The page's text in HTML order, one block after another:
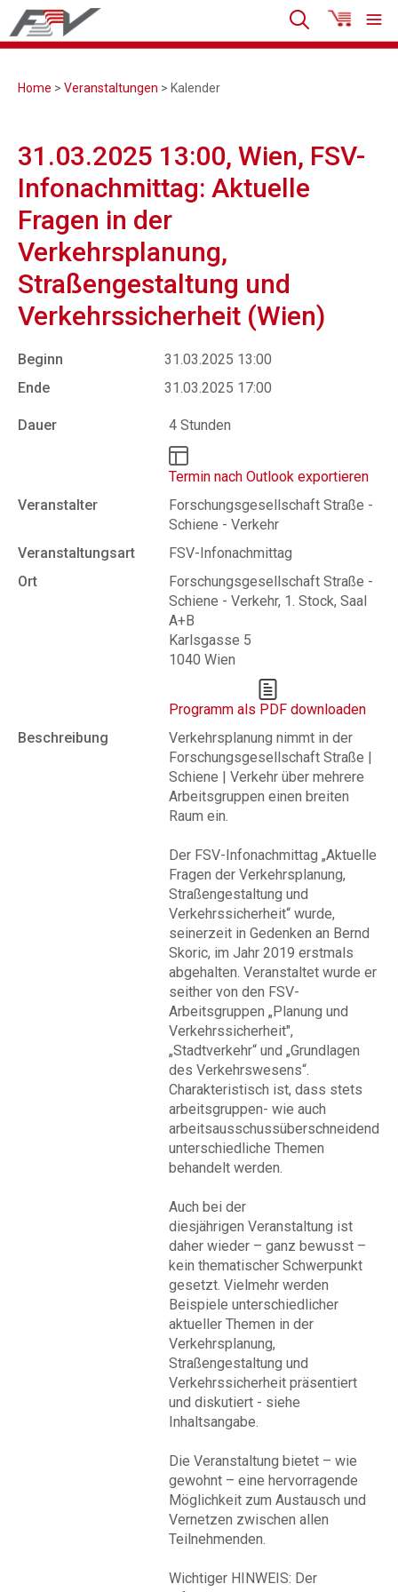
Home > Veranstaltungen > Kalender
31.03.2025 13:00, Wien, FSV-
Infonachmittag: Aktuelle
Fragen in der
Verkehrsplanung,
Straßengestaltung und
Verkehrssicherheit (Wien)
Beginn
31.03.2025 13:00
Ende
31.03.2025 17:00
Dauer 4 Stunden
Termin nach Outlook exportieren
Veranstalter
Forschungsgesellschaft Straße -
Schiene - Verkehr
Veranstaltungsart
FSV-Infonachmittag
Ort
Forschungsgesellschaft Straße -
Schiene - Verkehr, 1. Stock, Saal
A+B
Karlsgasse 5
1040 Wien
Programm als PDF downloaden
Beschreibung
Verkehrsplanung nimmt in der
Forschungsgesellschaft Straße |
Schiene | Verkehr über mehrere
Arbeitsgruppen einen breiten
Raum ein.
Der FSV-Infonachmittag „Aktuelle
Fragen der Verkehrsplanung,
Straßengestaltung und
Verkehrssicherheit“ wurde,
seinerzeit in Gedenken an Bernd
Skoric, im Jahr 2019 erstmals
abgehalten. Veranstaltet wurde er
seither von den FSV-
Arbeitsgruppen „Planung und
Verkehrssicherheit",
„Stadtverkehr“ und „Grundlagen
des Verkehrswesens“.
Charakteristisch ist, dass stets
arbeitsgruppen- wie auch
arbeitsausschussüberschneidend
unterschiedliche Themen
behandelt werden.
Auch bei der
diesjährigen Veranstaltung ist
daher wieder – ganz bewusst –
kein thematischer Schwerpunkt
gesetzt. Vielmehr werden
Beispiele unterschiedlicher
aktueller Themen in der
Verkehrsplanung,
Straßengestaltung und
Verkehrssicherheit präsentiert
und diskutiert - siehe
Inhaltsangabe.
Die Veranstaltung bietet – wie
gewohnt – eine hervorragende
Möglichkeit zum Austausch und
Vernetzen zwischen allen
Teilnehmenden.
Wichtiger HINWEIS: Der